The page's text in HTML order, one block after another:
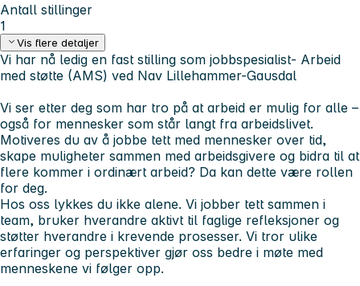
Antall stillinger
1
Vis flere detaljer
Vi har nå ledig en fast stilling som jobbspesialist- Arbeid
med støtte (AMS) ved Nav Lillehammer-Gausdal
Vi ser etter deg som har tro på at arbeid er mulig for alle –
også for mennesker som står langt fra arbeidslivet.
Motiveres du av å jobbe tett med mennesker over tid,
skape muligheter sammen med arbeidsgivere og bidra til at
flere kommer i ordinært arbeid? Da kan dette være rollen
for deg.
Hos oss lykkes du ikke alene. Vi jobber tett sammen i
team, bruker hverandre aktivt til faglige refleksjoner og
støtter hverandre i krevende prosesser. Vi tror ulike
erfaringer og perspektiver gjør oss bedre i møte med
menneskene vi følger opp.